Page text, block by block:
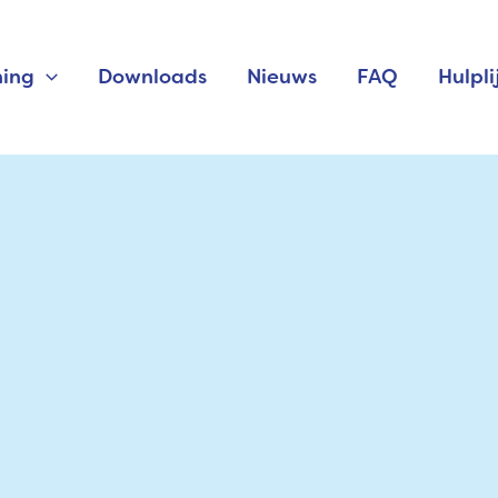
Downloads Nieuws FAQ